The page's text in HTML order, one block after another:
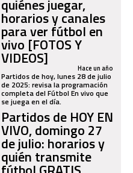
quiénes juegar,
horarios y canales
para ver fútbol en
vivo [FOTOS Y
VIDEOS] Hace un año
Partidos de hoy, lunes 28 de julio
de 2025: revisa la programación
completa del Fútbol En vivo que
se juega en el día.
Partidos de HOY EN
VIVO, domingo 27
de julio: horarios y
quién transmite